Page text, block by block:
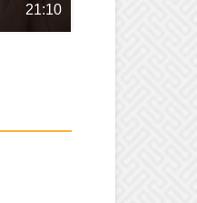
21:10